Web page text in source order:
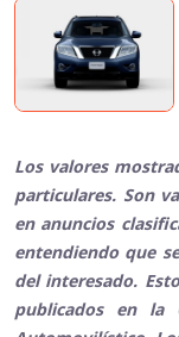
Los valores
particulares. Son
en anuncios
entendiendo que
del interesado.
publicados en la